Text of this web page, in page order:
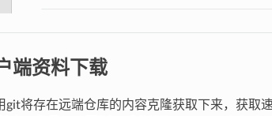
端资料下载
git将存在远端仓库的内容克隆获取下来，获取